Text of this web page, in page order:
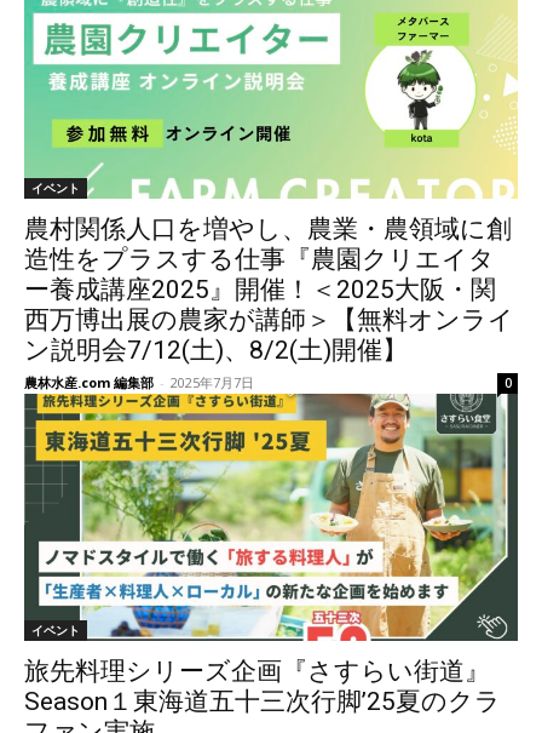
イベント
農村関係人口を増やし、農業・農領域に創
造性をプラスする仕事『農園クリエイタ
ー養成講座2025』開催！＜2025大阪・関
西万博出展の農家が講師＞【無料オンライ
ン説明会7/12(土)、8/2(土)開催】
農林水産.com 編集部 - 2025年7月7日 0
イベント
旅先料理シリーズ企画『さすらい街道』
Season１東海道五十三次行脚’25夏のクラ